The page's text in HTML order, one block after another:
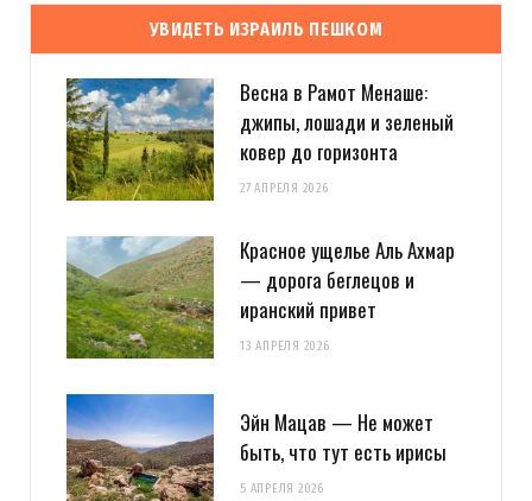
УВИДЕТЬ ИЗРАИЛЬ ПЕШКОМ
Весна в Рамот Менаше:
джипы, лошади и зеленый
ковер до горизонта
27 АПРЕЛЯ 2026
Красное ущелье Аль Ахмар
— дорога беглецов и
иранский привет
13 АПРЕЛЯ 2026
Эйн Мацав — Не может
быть, что тут есть ирисы
5 АПРЕЛЯ 2026